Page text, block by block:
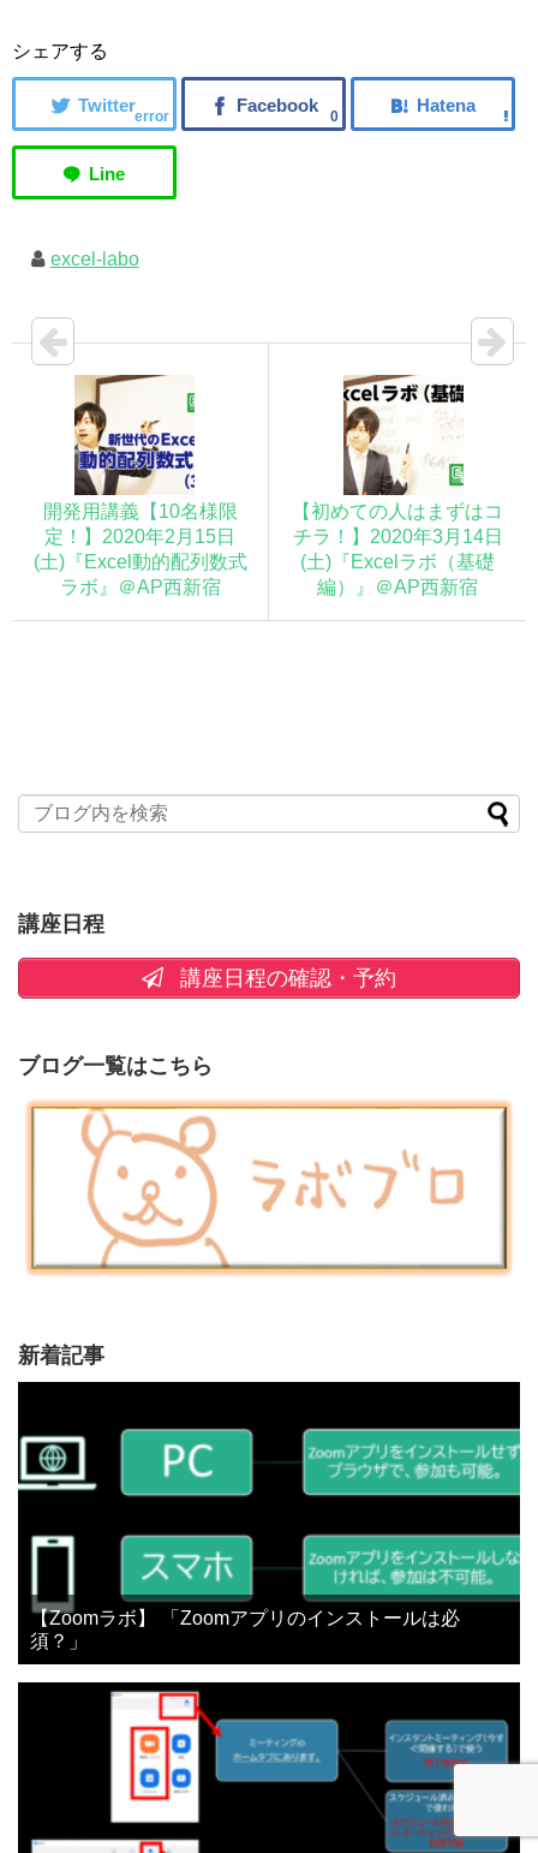
シェアする
error 0
excel-labo
開発用講義【10名様限
定！】2020年2月15日
(土)『Excel動的配列数式
ラボ』＠AP西新宿
【初めての人はまずはコ
チラ！】2020年3月14日
(土)『Excelラボ（基礎
編）』＠AP西新宿
講座日程
講座日程の確認・予約
ブログ一覧はこちら
新着記事
【Zoomラボ】 「Zoomアプリのインストールは必
須？」